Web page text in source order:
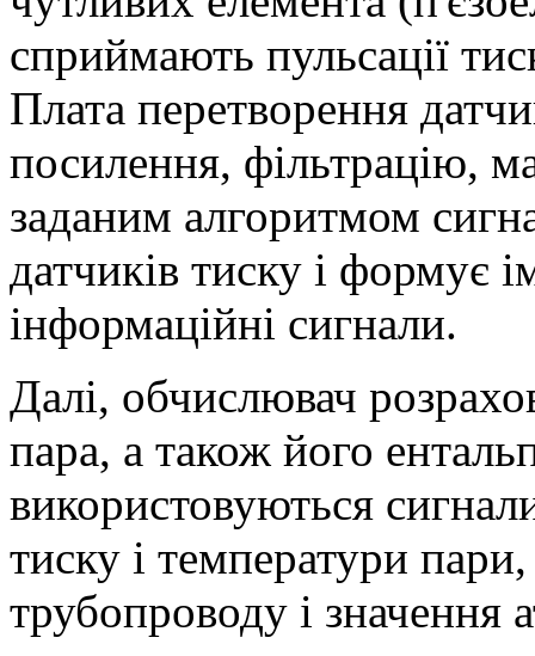
сприймають пульсації
Плата перетворення
посилення, фільтрацію,
заданим алгоритмом
датчиків тиску і формує
інформаційні сигнали.
Далі, обчислювач
пара, а також його
використовуються
тиску і температури
трубопроводу і значення